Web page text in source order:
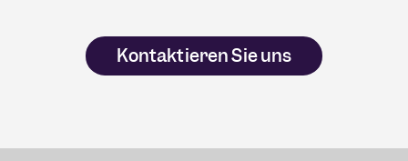
Kontaktieren Sie uns